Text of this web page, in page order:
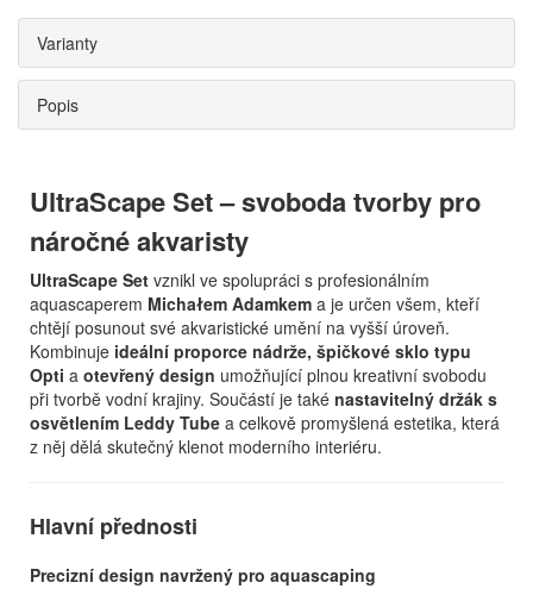
Varianty
Popis
UltraScape Set – svoboda tvorby pro
náročné akvaristy
UltraScape Set vznikl ve spolupráci s profesionálním
aquascaperem Michałem Adamkem a je určen všem, kteří
chtějí posunout své akvaristické umění na vyšší úroveň.
Kombinuje ideální proporce nádrže, špičkové sklo typu
Opti a otevřený design umožňující plnou kreativní svobodu
při tvorbě vodní krajiny. Součástí je také nastavitelný držák s
osvětlením Leddy Tube a celkově promyšlená estetika, která
z něj dělá skutečný klenot moderního interiéru.
Hlavní přednosti
Precizní design navržený pro aquascaping